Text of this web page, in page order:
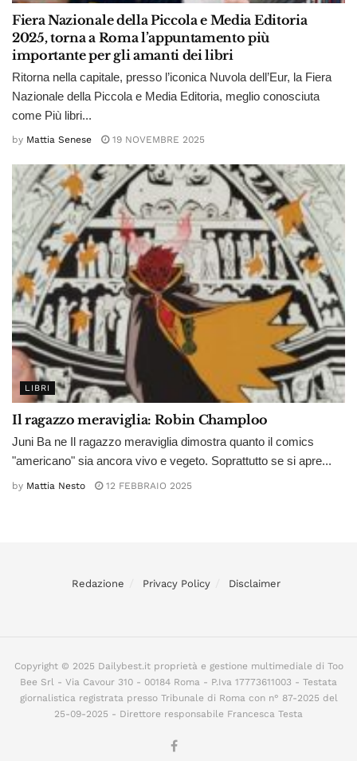
Fiera Nazionale della Piccola e Media Editoria
2025, torna a Roma l’appuntamento più
importante per gli amanti dei libri
Ritorna nella capitale, presso l’iconica Nuvola dell’Eur, la Fiera
Nazionale della Piccola e Media Editoria, meglio conosciuta
come Più libri...
by Mattia Senese 19 NOVEMBRE 2025
LIBRI
Il ragazzo meraviglia: Robin Champloo
Juni Ba ne Il ragazzo meraviglia dimostra quanto il comics
"americano" sia ancora vivo e vegeto. Soprattutto se si apre...
by Mattia Nesto 12 FEBBRAIO 2025
Redazione Privacy Policy Disclaimer
Copyright © 2025 Dailybest.it proprietà e gestione multimediale di Too
Bee Srl - Via Cavour 310 - 00184 Roma - P.Iva 17773611003 - Testata
giornalistica registrata presso Tribunale di Roma con n° 87-2025 del
25-09-2025 - Direttore responsabile Francesca Testa